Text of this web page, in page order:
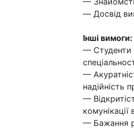
— Досвід
Інші вимоги:
— Студенти
—
надійність
—
комунікації
— Бажання